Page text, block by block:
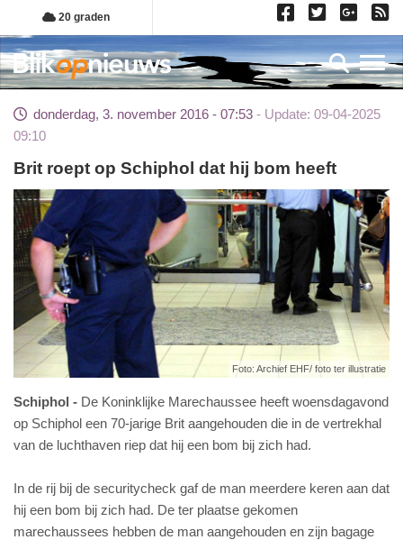
Overslaan
en
naar
de
gaan
20 graden
donderdag, 3. november 2016 - 07:53
Update: 09-04-2025
09:10
Brit roept op Schiphol dat hij bom heeft
Foto: Archief EHF/ foto ter illustratie
Schiphol
De Koninklijke Marechaussee heeft woensdagavond
op Schiphol een 70-jarige Brit aangehouden die in de vertrekhal
van de luchthaven riep dat hij een bom bij zich had.
In de rij bij de securitycheck gaf de man meerdere keren aan dat
hij een bom bij zich had. De ter plaatse gekomen
marechaussees hebben de man aangehouden en zijn bagage